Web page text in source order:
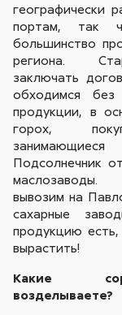
географически
портам, так
большинство
региона.
заключать
обходимся без
продукции, в
горох,
Подсолнечник
вывозим на
сахарные
продукцию
вырастить!
Какие
возделываете?